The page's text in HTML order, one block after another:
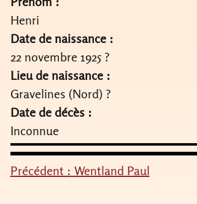
Henri
Date de naissance :
22 novembre 1925 ?
Lieu de naissance :
Gravelines (Nord) ?
Date de décès :
Inconnue
Navigation
de
Précédent : Wentland Paul